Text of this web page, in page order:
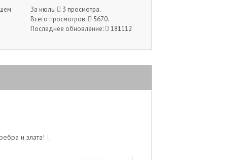
За июль:
3 просмотра.
Всего просмотров:
5670.
Последнее обновление:
181112
и злата!